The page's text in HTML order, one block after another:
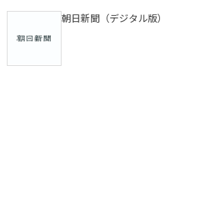
朝日新聞（デジタル版）